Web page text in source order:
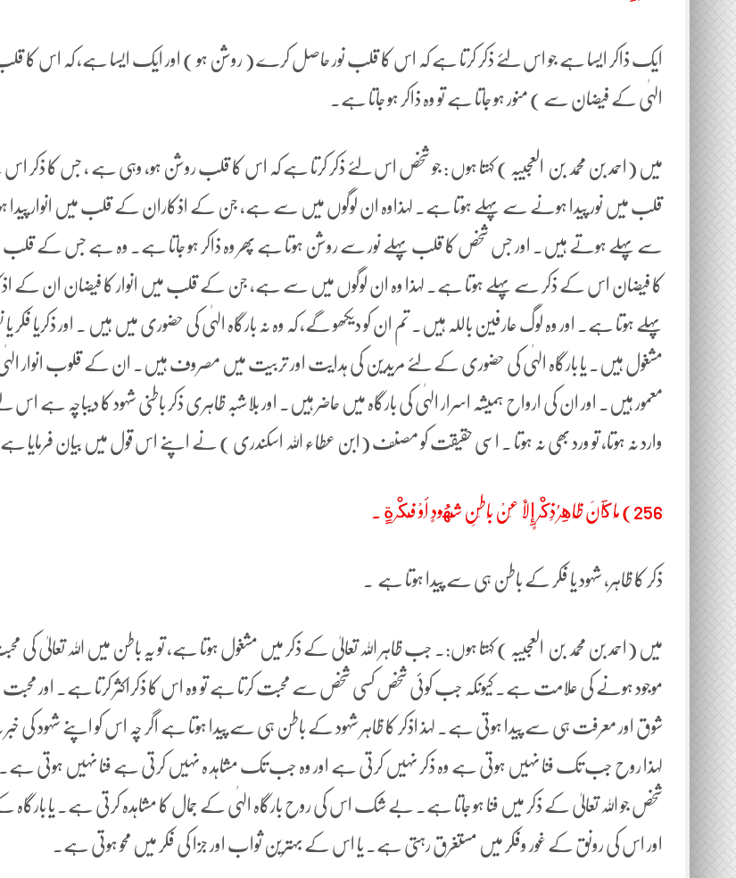
ایک ذاکر ایسا ہے جو اس لئے ذکر کرتا ہے کہ اس کا قلب نور حاصل کرے ( روشن ہو ) اور ایک ایسا ہے، کہ اس کا قلب
الہٰی کے فیضان سے ) منور ہو جاتا ہے تو وہ ذاکر ہو جاتا ہے۔
میں (احمد بن محمد بن العجیبہ ) کہتا ہوں : جو شخص اس لئے ذکر کرتا ہے کہ اس کا قلب روشن ہو، وہی ہے ، جس کا ذکر
قلب میں نور پیدا ہونے سے پہلے ہوتا ہے۔ لہذاوہ ان لوگوں میں سے ہے، جن کے اذکاران کے قلب میں انوار پیدا
سے پہلے ہوتے ہیں۔ اور جس شخص کا قلب پہلے نور سے روشن ہوتا ہے پھر وہ ذاکر ہو جاتا ہے۔ وہ ہے جس کے قلب
کا فیضان اس کے ذکر سے پہلے ہوتا ہے۔ لہذا وہ ان لوگوں میں سے ہے، جن کے قلب میں انوار کا فیضان ان کے
پہلے ہوتا ہے۔ اور وہ لوگ عارفین باللہ ہیں۔ تم ان کو دیکھو گے، کہ وہ نہ بارگاہ الہٰی کی حضوری میں ہیں ۔ اور ذکریا فکر یا
مشغول ہیں۔ یا بارگاہ الہٰی کی حضوری کے لئے مریدین کی ہدایت اور تربیت میں مصروف ہیں۔ ان کے قلوب انوار
معمور ہیں۔ اور ان کی ارواح ہمیشہ اسرار الہٰی کی بارگاہ میں حاضر ہیں۔ اور بلاشبہ ظاہری ذکر باطنی شہود کا دیباچہ ہے اس
وارد نہ ہوتا، تو ورد بھی نہ ہوتا ۔ اسی حقیقت کو مصنف (ابن عطاء اللہ اسکندری ) نے اپنے اس قول میں بیان فرمایا
256) مَا كَانَ ظَاهِرُ ذِكْرٍ إِلاَّ عَنْ بَاطِنِ شُهُودٍ أَوْ فِكْرةٍ .
ذکر کا ظاہر، شہود یا فکر کے باطن ہی سے پیدا ہوتا ہے ۔
میں (احمد بن محمد بن العجیبہ ) کہتا ہوں:۔ جب ظاہر اللہ تعالیٰ کے ذکر میں مشغول ہوتا ہے، تو یہ باطن میں اللہ تعالیٰ کی
موجود ہونے کی علامت ہے۔ کیونکہ جب کوئی شخص کسی شخص سے محبت کرتا ہے تو وہ اس کا ذکراکثر کرتا ہے۔ اور
شوق اور معرفت ہی سے پیدا ہوتی ہے۔ لہذ اذکر کا ظاہر شہود کے باطن ہی سے پیدا ہوتا ہے اگر چہ اس کو اپنے شہود کی خبر
لہذا روح جب تک فنا نہیں ہوتی ہے وہ ذکر نہیں کرتی ہے اور وہ جب تک مشاہد ہ نہیں کرتی ہے فنا نہیں ہوتی ہے۔
شخص جو اللہ تعالیٰ کے ذکر میں فنا ہو جاتا ہے۔ بے شک اس کی روح بارگاہ الہٰی کے جمال کا مشاہدہ کرتی ہے۔ یا بارگاہ
اور اس کی رونق کے غور وفکر میں مستغرق رہتی ہے۔ یا اس کے بہترین ثواب اور جزا کی فکر میں محو ہوتی ہے۔